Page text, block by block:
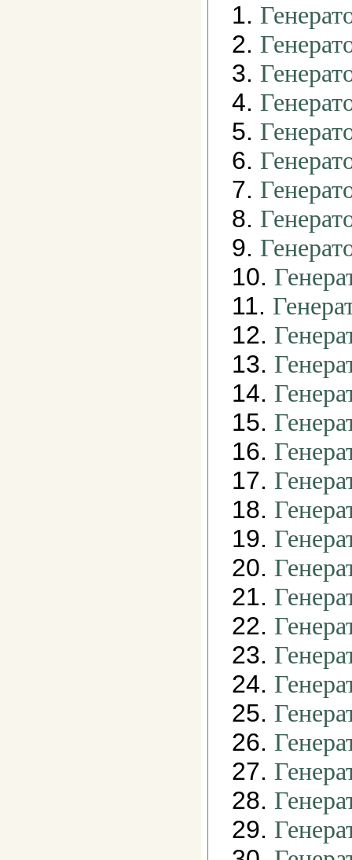
1.
2.
3.
4.
5.
6.
7.
8.
9.
10.
11.
12.
13.
14.
15.
16.
17.
18.
19.
20.
21.
22.
23.
24.
25.
26.
27.
28.
29.